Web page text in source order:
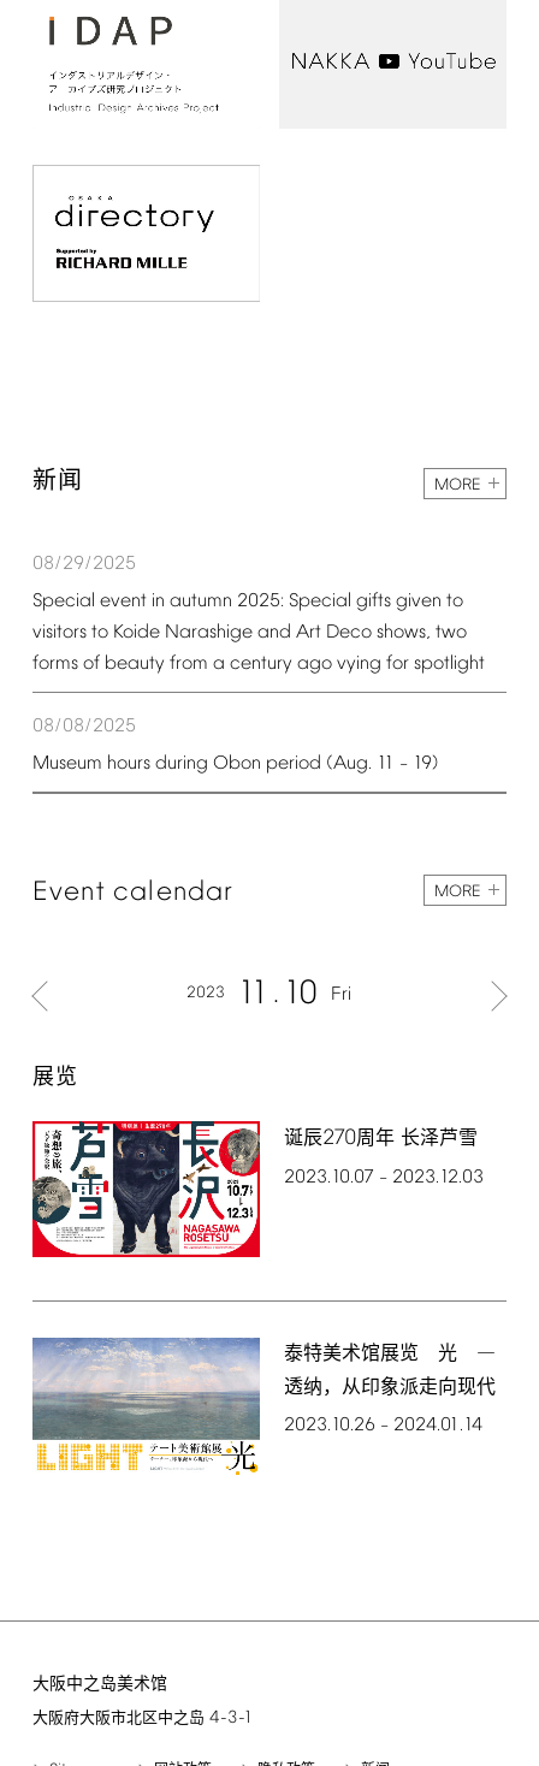
新闻 MORE
08/29/2025
Special event in autumn 2025: Special gifts given to
visitors to Koide Narashige and Art Deco shows, two
forms of beauty from a century ago vying for spotlight
08/08/2025
Museum hours during Obon period (Aug. 11 – 19)
Event calendar MORE
2023 11 10 Fri
展览
诞辰270周年 长泽芦雪
2023.10.07 – 2023.12.03
泰特美术馆展览 光 ―
透纳，从印象派走向现代
2023.10.26– 2024.01.14
大阪中之岛美术馆
大阪府大阪市北区中之岛 4-3-1